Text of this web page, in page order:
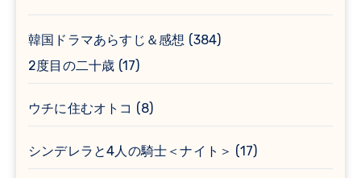
韓国ドラマあらすじ＆感想 (384)
2度目の二十歳 (17)
ウチに住むオトコ (8)
シンデレラと4人の騎士＜ナイト＞ (17)